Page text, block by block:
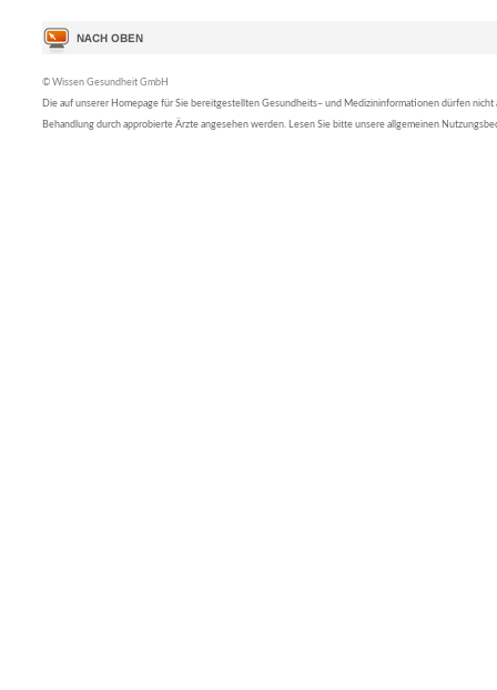
© Wissen Gesundheit GmbH
Die auf unserer Homepage für Sie bereitgestellten Gesundheits– und Medizininformationen dürfen nicht
Behandlung durch approbierte Ärzte angesehen werden. Lesen Sie bitte unsere allgemeinen